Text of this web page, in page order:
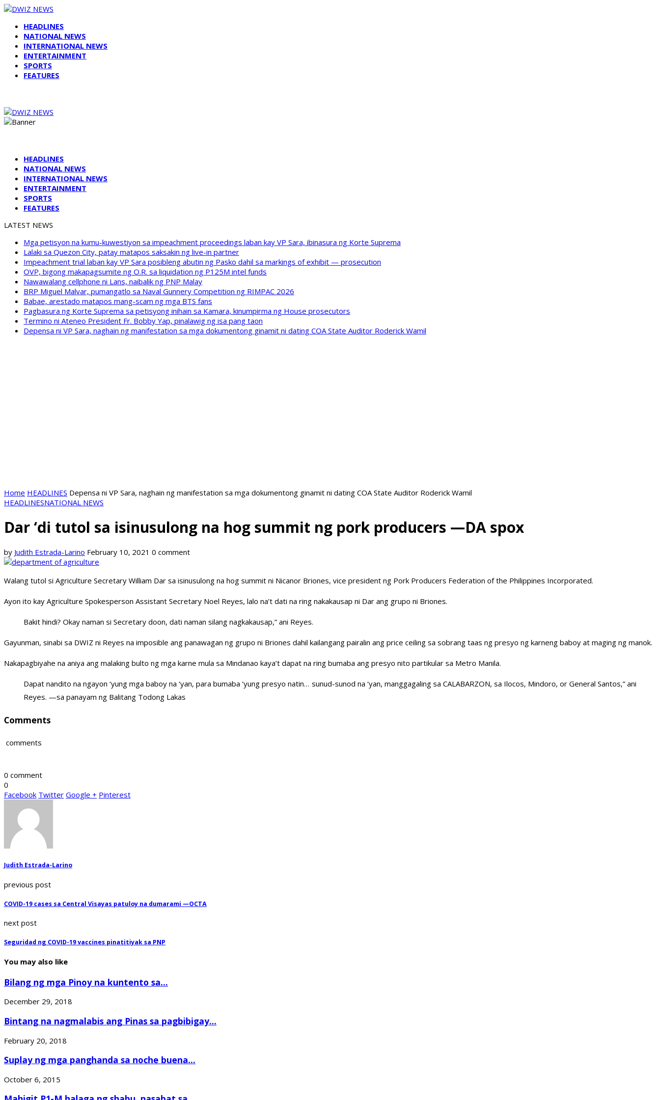
HEADLINES
NATIONAL NEWS
INTERNATIONAL NEWS
ENTERTAINMENT
SPORTS
FEATURES
HEADLINES
NATIONAL NEWS
INTERNATIONAL NEWS
ENTERTAINMENT
SPORTS
FEATURES
LATEST NEWS
Mga petisyon na kumu-kuwestiyon sa impeachment proceedings laban kay VP Sara, ibinasura ng Korte Suprema
Lalaki sa Quezon City, patay matapos saksakin ng live-in partner
Impeachment trial laban kay VP Sara posibleng abutin ng Pasko dahil sa markings of exhibit — prosecution
OVP, bigong makapagsumite ng O.R. sa liquidation ng P125M intel funds
Nawawalang cellphone ni Lans, naibalik ng PNP Malay
BRP Miguel Malvar, pumangatlo sa Naval Gunnery Competition ng RIMPAC 2026
Babae, arestado matapos mang-scam ng mga BTS fans
Pagbasura ng Korte Suprema sa petisyong inihain sa Kamara, kinumpirma ng House prosecutors
Termino ni Ateneo President Fr. Bobby Yap, pinalawig ng isa pang taon
Depensa ni VP Sara, naghain ng manifestation sa mga dokumentong ginamit ni dating COA State Auditor Roderick Wamil
Home HEADLINES Depensa ni VP Sara, naghain ng manifestation sa mga dokumentong ginamit ni dating COA State Auditor Roderick Wamil
HEADLINESNATIONAL NEWS
Dar ‘di tutol sa isinusulong na hog summit ng pork producers —DA spox
by Judith Estrada-Larino February 10, 2021 0 comment
Walang tutol si Agriculture Secretary William Dar sa isinusulong na hog summit ni Nicanor Briones, vice president ng Pork Producers Federation of the Philippines Incorporated.
Ayon ito kay Agriculture Spokesperson Assistant Secretary Noel Reyes, lalo na’t dati na ring nakakausap ni Dar ang grupo ni Briones.
Bakit hindi? Okay naman si Secretary doon, dati naman silang nagkakausap,” ani Reyes.
Gayunman, sinabi sa DWIZ ni Reyes na imposible ang panawagan ng grupo ni Briones dahil kailangang pairalin ang price ceiling sa sobrang taas ng presyo ng karneng baboy at maging ng manok.
Nakapagbiyahe na aniya ang malaking bulto ng mga karne mula sa Mindanao kaya’t dapat na ring bumaba ang presyo nito partikular sa Metro Manila.
Dapat nandito na ngayon ‘yung mga baboy na ‘yan, para bumaba ‘yung presyo natin… sunud-sunod na ‘yan, manggagaling sa CALABARZON, sa Ilocos, Mindoro, or General Santos,” ani
Reyes. —sa panayam ng Balitang Todong Lakas
Comments
comments
0 comment
0
Facebook Twitter Google + Pinterest
Judith Estrada-Larino
previous post
COVID-19 cases sa Central Visayas patuloy na dumarami —OCTA
next post
Seguridad ng COVID-19 vaccines pinatitiyak sa PNP
You may also like
Bilang ng mga Pinoy na kuntento sa...
December 29, 2018
Bintang na nagmalabis ang Pinas sa pagbibigay...
February 20, 2018
Suplay ng mga panghanda sa noche buena...
October 6, 2015